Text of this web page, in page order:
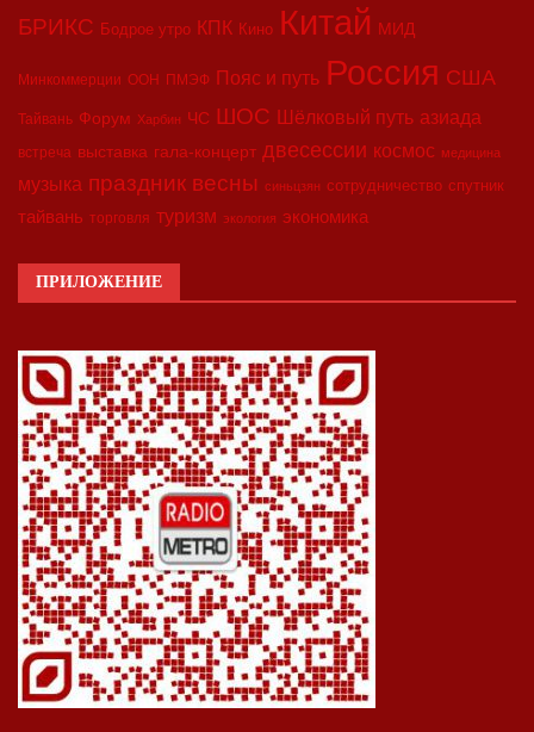
БРИКС Бодрое утро КПК Кино Китай МИД
Минкоммерции ООН ПМЭФ Пояс и путь Россия США
Тайвань Форум Харбин ЧС ШОС Шёлковый путь азиада
встреча выставка гала-концерт двесессии космос медицина
музыка праздник весны синьцзян сотрудничество спутник
тайвань торговля туризм экология экономика
ПРИЛОЖЕНИЕ